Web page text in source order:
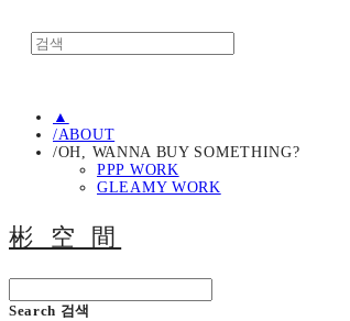
▲
/ABOUT
/OH, WANNA BUY SOMETHING?
PPP WORK
GLEAMY WORK
彬 空 間
Search 검색